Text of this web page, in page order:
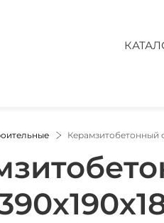
Керамзитобетонный